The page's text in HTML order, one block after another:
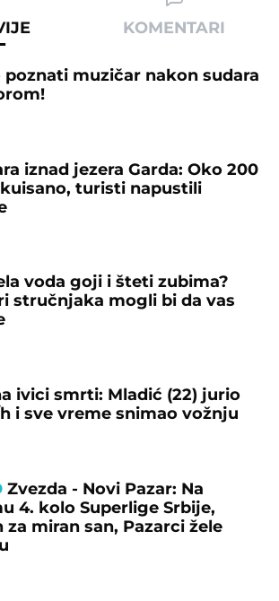
KOMENTARI
poznati muzičar nakon sudara
iznad jezera Garda: Oko 200
turisti napustili
voda goji i šteti zubima?
stručnjaka mogli bi da vas
ivici smrti: Mladić (22) jurio
i sve vreme snimao vožnju
Zvezda - Novi Pazar: Na
4. kolo Superlige Srbije,
za miran san, Pazarci žele